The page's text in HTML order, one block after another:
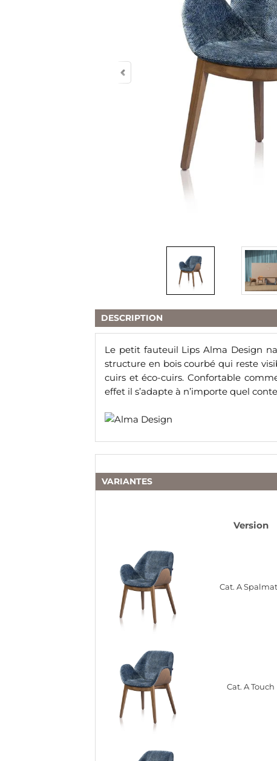
DESCRIPTION
Le petit fauteuil Lips Alma Design
structure en bois courbé qui reste
cuirs et éco-cuirs. Confortable
effet il s’adapte à n’importe quel
VARIANTES
Version
Cat. A
Cat. A Touch